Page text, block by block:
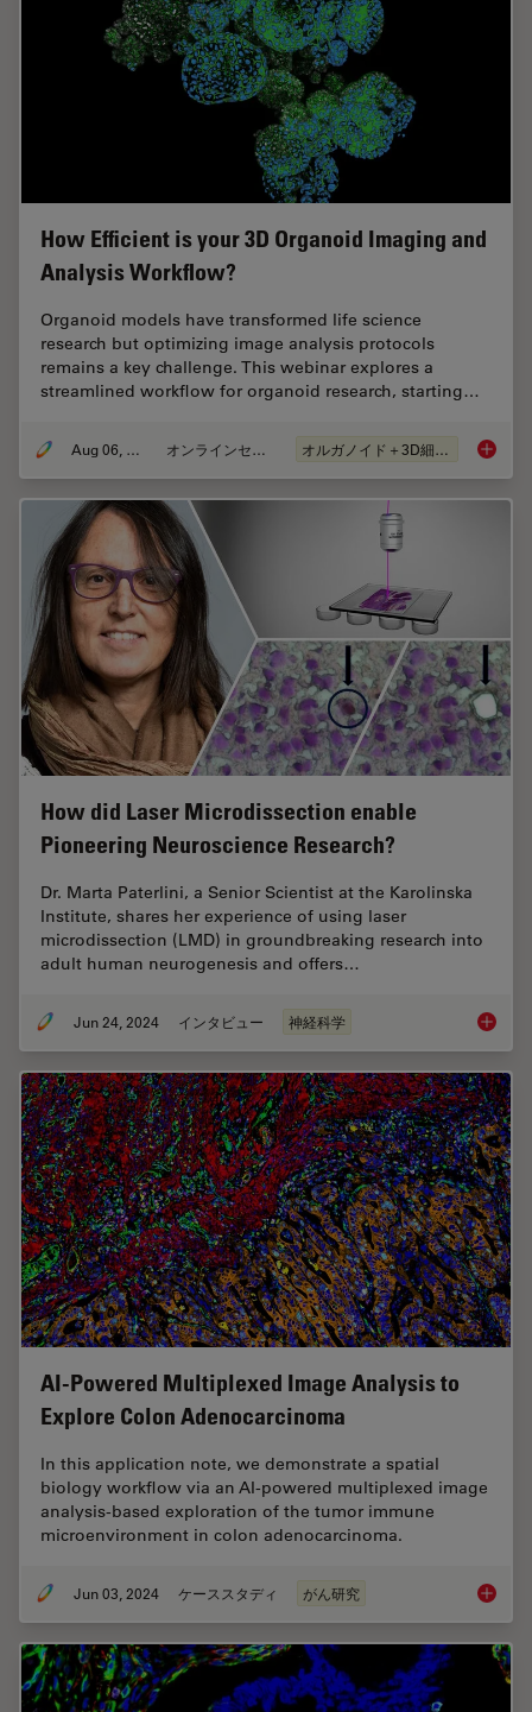
How Efficient is your 3D Organoid Imaging and
Analysis Workflow?
Organoid models have transformed life science
research but optimizing image analysis protocols
remains a key challenge. This webinar explores a
streamlined workflow for organoid research, starting…
Aug 06, 2024 オンラインセミナー オルガノイド＋3D細胞培養 How
How did Laser Microdissection enable
Pioneering Neuroscience Research?
Dr. Marta Paterlini, a Senior Scientist at the Karolinska
Institute, shares her experience of using laser
microdissection (LMD) in groundbreaking research into
adult human neurogenesis and offers…
Jun 24, 2024 インタビュー 神経科学 How
AI-Powered Multiplexed Image Analysis to
Explore Colon Adenocarcinoma
In this application note, we demonstrate a spatial
biology workflow via an AI-powered multiplexed image
analysis-based exploration of the tumor immune
microenvironment in colon adenocarcinoma.
Jun 03, 2024 ケーススタディ がん研究 AI-